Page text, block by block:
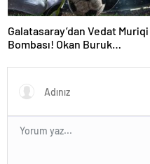
Galatasaray’dan Vedat Muriqi
Bombası! Okan Buruk